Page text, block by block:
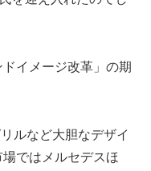
イメージ改革」の期
ルなど大胆なデザイ
ではメルセデスほ